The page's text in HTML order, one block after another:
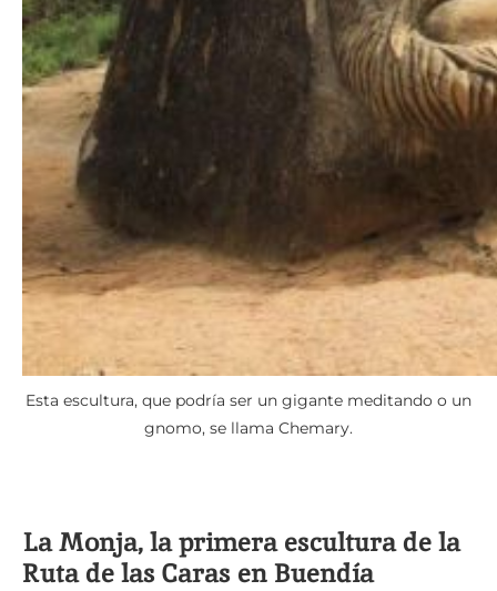
Esta escultura, que podría ser un gigante meditando o un
gnomo, se llama Chemary.
La Monja, la primera escultura de la
Ruta de las Caras en Buendía